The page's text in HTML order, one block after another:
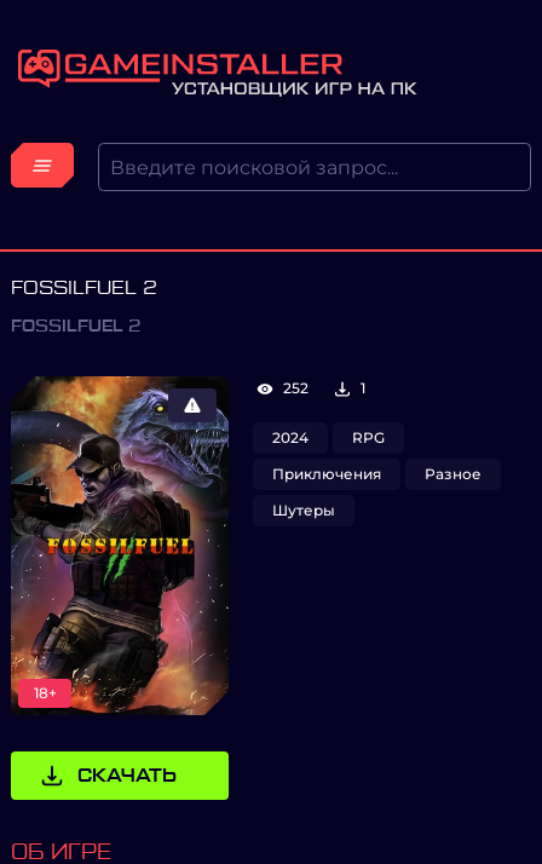
FOSSILFUEL 2
FOSSILFUEL 2
18+
СКАЧАТЬ
252 1
2024
RPG
Приключения
Разное
Шутеры
ОБ ИГРЕ